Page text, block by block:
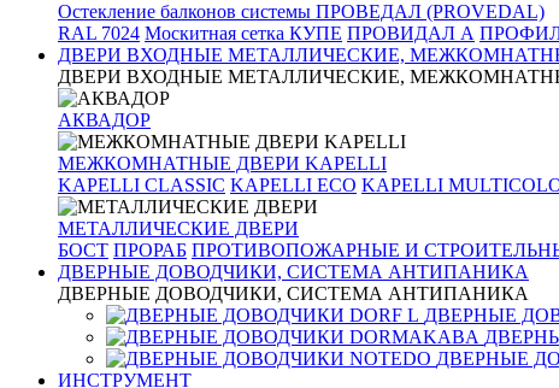
Остекление балконов системы ПРОВЕДАЛ (PROVEDAL)
RAL 7024 Москитная сетка КУПЕ ПРОВИДАЛ А
ДВЕРИ ВХОДНЫЕ МЕТАЛЛИЧЕСКИЕ,
ДВЕРИ ВХОДНЫЕ МЕТАЛЛИЧЕСКИЕ,
АКВАДОР
МЕЖКОМНАТНЫЕ ДВЕРИ KAPELLI
KAPELLI CLASSIC KAPELLI ECO KAPELLI
МЕТАЛЛИЧЕСКИЕ ДВЕРИ
БОСТ ПРОРАБ ПРОТИВОПОЖАРНЫЕ И
ДВЕРНЫЕ ДОВОДЧИКИ, СИСТЕМА АНТИПАНИКА
ДВЕРНЫЕ ДОВОДЧИКИ, СИСТЕМА АНТИПАНИКА
ДВЕРНЫЕ
ДВЕРНЫЕ
ИНСТРУМЕНТ